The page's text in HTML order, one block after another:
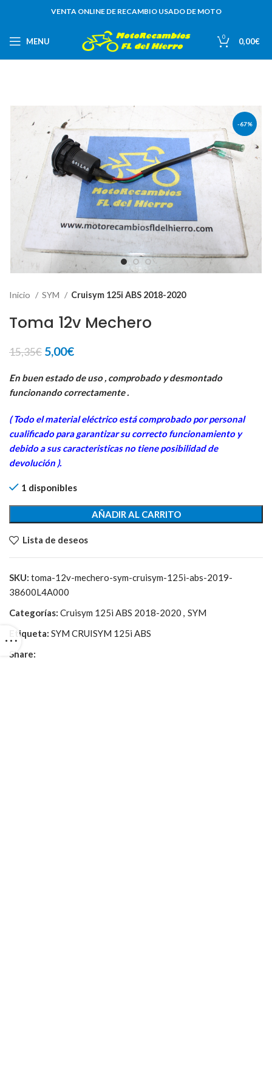
VENTA ONLINE DE RECAMBIO USADO DE MOTO
MENU 0 0,00€
-67%
Inicio SYM Cruisym 125i ABS 2018-2020
Toma 12v Mechero
15,35€ El
original
era:
5,00€El
actual
es:
En buen estado de uso , comprobado y desmontado
funcionando correctamente .
( Todo el material eléctrico está comprobado por personal
cualificado para garantizar su correcto funcionamiento y
debido a sus caracteristicas no tiene posibilidad de
devolución ).
1 disponibles
AÑADIR AL CARRITO
Lista de deseos
SKU: toma-12v-mechero-sym-cruisym-125i-abs-2019-
38600L4A000
Categorías: Cruisym 125i ABS 2018-2020 , SYM
Etiqueta: SYM CRUISYM 125i ABS
Share: